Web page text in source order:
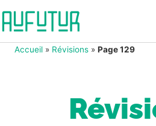
Accueil » Révisions » Page 129